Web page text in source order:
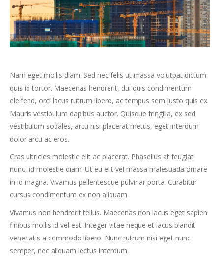
Nam eget mollis diam. Sed nec felis ut massa volutpat dictum
quis id tortor. Maecenas hendrerit, dui quis condimentum
eleifend, orci lacus rutrum libero, ac tempus sem justo quis ex.
Mauris vestibulum dapibus auctor. Quisque fringilla, ex sed
vestibulum sodales, arcu nisi placerat metus, eget interdum
dolor arcu ac eros.
Cras ultricies molestie elit ac placerat. Phasellus at feugiat
nunc, id molestie diam. Ut eu elit vel massa malesuada ornare
in id magna. Vivamus pellentesque pulvinar porta. Curabitur
cursus condimentum ex non aliquam
Vivamus non hendrerit tellus. Maecenas non lacus eget sapien
finibus mollis id vel est. Integer vitae neque et lacus blandit
venenatis a commodo libero. Nunc rutrum nisi eget nunc
semper, nec aliquam lectus interdum.